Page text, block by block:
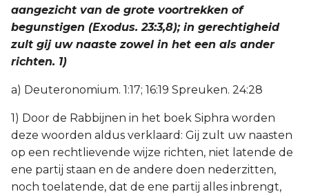
aangezicht van de grote voortrekken of
begunstigen (Exodus. 23:3,8); in gerechtigheid
zult gij uw naaste zowel in het een als ander
richten. 1)
a) Deuteronomium. 1:17; 16:19 Spreuken. 24:28
1) Door de Rabbijnen in het boek Siphra worden
deze woorden aldus verklaard: Gij zult uw naasten
op een rechtlievende wijze richten, niet latende de
ene partij staan en de andere doen nederzitten,
noch toelatende, dat de ene partij alles inbrengt,